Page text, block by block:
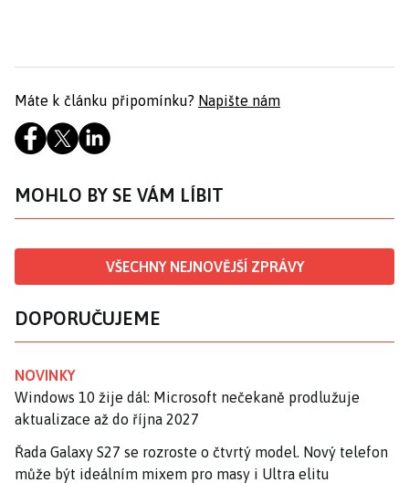
Máte k článku připomínku? Napište nám
MOHLO BY SE VÁM LÍBIT
VŠECHNY NEJNOVĚJŠÍ ZPRÁVY
DOPORUČUJEME
NOVINKY
Windows 10 žije dál: Microsoft nečekaně prodlužuje
aktualizace až do října 2027
Řada Galaxy S27 se rozroste o čtvrtý model. Nový telefon
může být ideálním mixem pro masy i Ultra elitu